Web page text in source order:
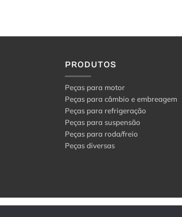
PRODUTOS
Peças para motor
Peças para câmbio e embreagem
Peças para refrigeração
Peças para suspensão
Peças para roda/freio
Peças diversas